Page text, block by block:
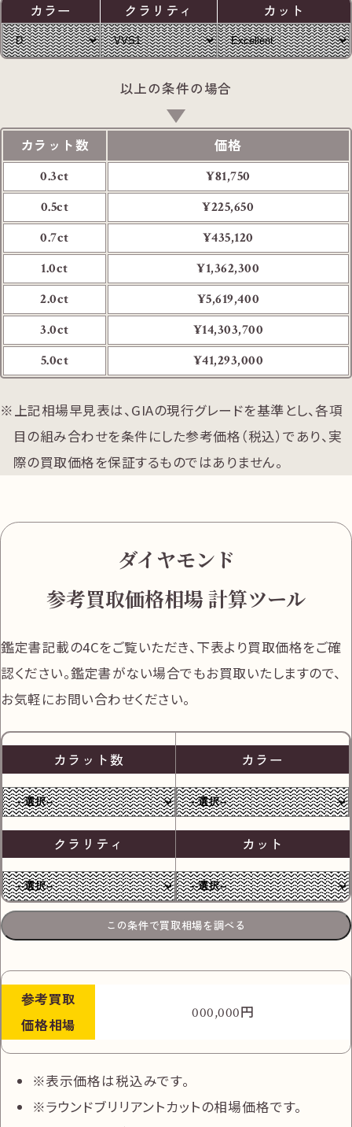
カラー クラリティ カット
以上の条件の場合
カラット数 価格
0.3ct
¥81,750
0.5ct
¥225,650
0.7ct
¥435,120
1.0ct
¥1,362,300
2.0ct
¥5,619,400
3.0ct
¥14,303,700
5.0ct
¥41,293,000
上記相場早見表は、GIAの現行グレードを基準とし、各項
目の組み合わせを条件にした参考価格（税込）であり、実
際の買取価格を保証するものではありません。
ダイヤモンド
参考買取価格相場 計算ツール
鑑定書記載の4Cをご覧いただき、下表より買取価格をご確
認ください。鑑定書がない場合でもお買取いたしますので、
お気軽にお問い合わせください。
カラット数 カラー
クラリティ カット
この条件で買取相場を調べる
参考買取
価格相場
000,000円
表示価格は税込みです。
ラウンドブリリアントカットの相場価格です。